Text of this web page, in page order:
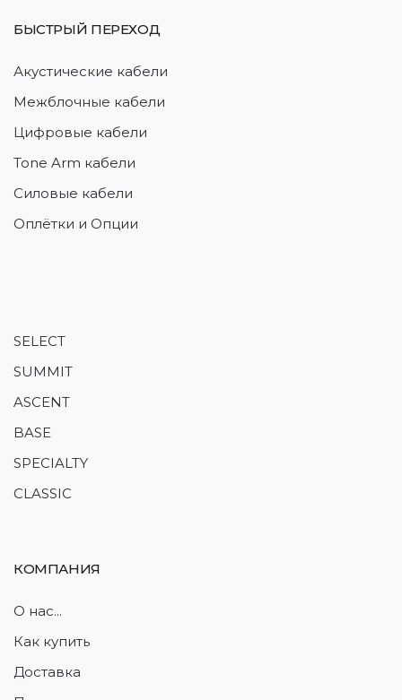
БЫСТРЫЙ ПЕРЕХОД
Акустические кабели
Межблочные кабели
Цифровые кабели
Tone Arm кабели
Силовые кабели
Оплётки и Опции
SELECT
SUMMIT
ASCENT
BASE
SPECIALTY
CLASSIC
КОМПАНИЯ
О нас...
Как купить
Доставка